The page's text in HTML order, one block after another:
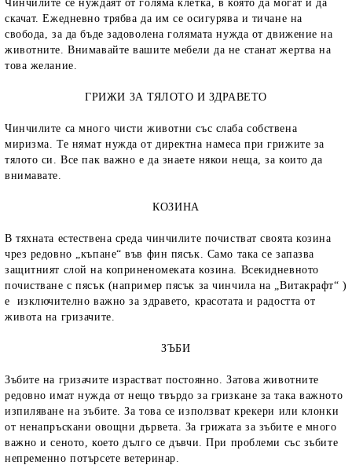
Чинчилите се нуждаят от голяма клетка, в която да могат и да
скачат. Ежедневно трябва да им се осигурява и тичане на
свобода, за да бъде задоволена голямата нужда от движение на
животните. Внимавайте вашите мебели да не станат жертва на
това желание.
ГРИЖИ ЗА ТЯЛОТО И ЗДРАВЕТО
Чинчилите са много чисти животни със слаба собствена
миризма. Те нямат нужда от директна намеса при грижите за
тялото си. Все пак важно е да знаете някои неща, за които да
внимавате.
КОЗИНА
В тяхната естествена среда чинчилите почистват своята козина
чрез редовно „къпане“ във фин пясък. Само така се запазва
защитният слой на коприненомеката козина. Всекидневното
почистване с пясък (например пясък за чинчила на „Витакрафт“ )
е изключително важно за здравето, красотата и радостта от
живота на гризачите.
ЗЪБИ
Зъбите на гризачите израстват постоянно. Затова животните
редовно имат нужда от нещо твърдо за гризкане за така важното
изпиляване на зъбите. За това се използват крекери или клонки
от ненапръскани овощни дървета. За грижата за зъбите е много
важно и сеното, което дълго се дъвчи. При проблеми със зъбите
непременно потърсете ветеринар.